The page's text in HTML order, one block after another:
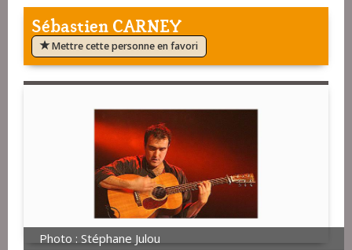
Sébastien CARNEY
Mettre cette personne en favori
Photo : Stéphane Julou